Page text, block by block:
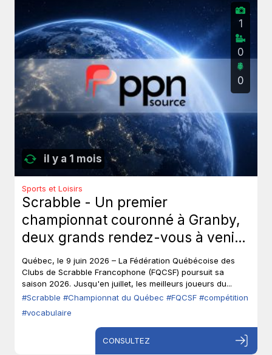
il y a 1 mois
1
0
0
Sports et Loisirs
Scrabble - Un premier
championnat couronné à Granby,
deux grands rendez-vous à venir
au Québec.
Québec, le 9 juin 2026 – La Fédération Québécoise des
Clubs de Scrabble Francophone (FQCSF) poursuit sa
saison 2026. Jusqu'en juillet, les meilleurs joueurs du...
#Scrabble #Championnat du Québec #FQCSF #compétition
#vocabulaire
CONSULTEZ